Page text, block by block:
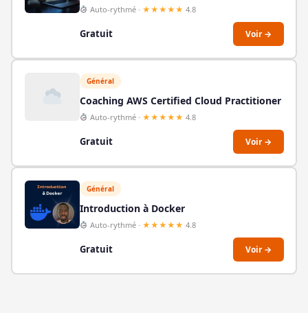
Auto-rythmé · ★★★★★ 4.8
Gratuit Voir →
Général
Coaching AWS Certified Cloud Practitioner
Auto-rythmé · ★★★★★ 4.8
Gratuit Voir →
Général
Introduction à Docker
Auto-rythmé · ★★★★★ 4.8
Gratuit Voir →